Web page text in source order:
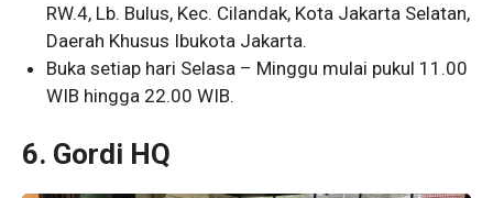
RW.4, Lb. Bulus, Kec. Cilandak, Kota Jakarta Selatan,
Daerah Khusus Ibukota Jakarta.
Buka setiap hari Selasa – Minggu mulai pukul 11.00
WIB hingga 22.00 WIB.
6. Gordi HQ